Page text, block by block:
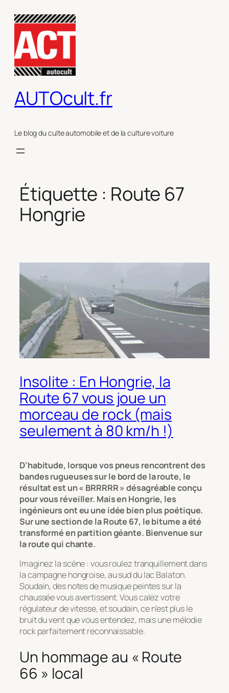
contenu
AUTOcult.fr
Le blog du culte automobile et de la culture voiture
Étiquette : Route 67
Hongrie
Insolite : En Hongrie, la
Route 67 vous joue un
morceau de rock (mais
seulement à 80 km/h !)
D’habitude, lorsque vos pneus rencontrent des
bandes rugueuses sur le bord de la route, le
résultat est un « BRRRRR » désagréable conçu
pour vous réveiller. Mais en Hongrie, les
ingénieurs ont eu une idée bien plus poétique.
Sur une section de la Route 67, le bitume a été
transformé en partition géante. Bienvenue sur
la route qui chante.
Imaginez la scène : vous roulez tranquillement dans
la campagne hongroise, au sud du lac Balaton.
Soudain, des notes de musique peintes sur la
chaussée vous avertissent. Vous calez votre
régulateur de vitesse, et soudain, ce n’est plus le
bruit du vent que vous entendez, mais une mélodie
rock parfaitement reconnaissable.
Un hommage au « Route
66 » local